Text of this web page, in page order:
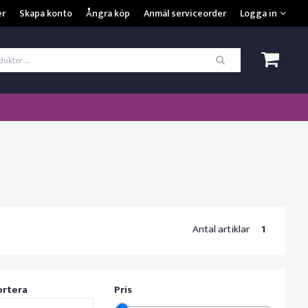
Skapa konto Ångra köp Anmäl serviceorder Logga in
in
*
Antal artiklar 1
Pris